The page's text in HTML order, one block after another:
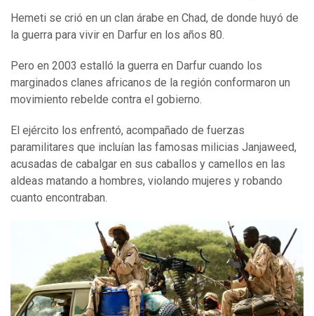
Hemeti se crió en un clan árabe en Chad, de donde huyó de
la guerra para vivir en Darfur en los años 80.
Pero en 2003 estalló la guerra en Darfur cuando los
marginados clanes africanos de la región conformaron un
movimiento rebelde contra el gobierno.
El ejército los enfrentó, acompañado de fuerzas
paramilitares que incluían las famosas milicias Janjaweed,
acusadas de cabalgar en sus caballos y camellos en las
aldeas matando a hombres, violando mujeres y robando
cuanto encontraban.